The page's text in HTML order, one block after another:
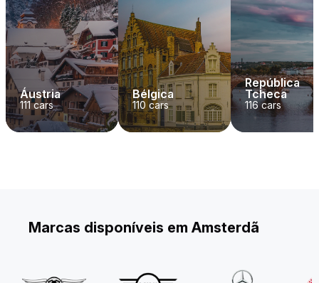
Áustria
111cars
Bélgica
110 cars
República
Tcheca
116cars
Marcas disponíveis em Amsterdã